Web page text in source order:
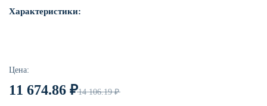
Характеристики:
Цена:
14 106.19 ₽
11 674.86 ₽